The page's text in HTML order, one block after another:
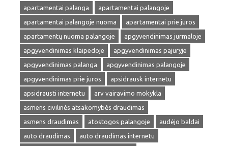
apartamentai palanga
apartamentai palangoje
apartamentai palangoje nuoma
apartamentai prie juros
apartamentų nuoma palangoje
apgyvendinimas jurmaloje
apgyvendinimas klaipedoje
apgyvendinimas pajuryje
apgyvendinimas palanga
apgyvendinimas palangoje
apgyvendinimas prie juros
apsidrausk internetu
apsidrausti internetu
arv vairavimo mokykla
asmens civilinės atsakomybės draudimas
asmens draudimas
atostogos palangoje
audėjo baldai
auto draudimas
auto draudimas internetu